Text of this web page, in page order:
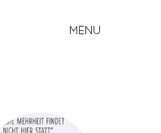
MENU